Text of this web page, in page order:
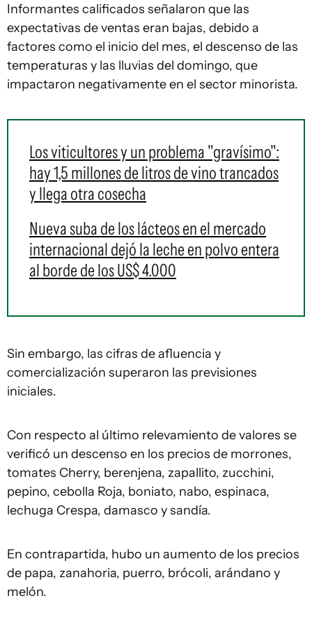
Informantes calificados señalaron que las
expectativas de ventas eran bajas, debido a
factores como el inicio del mes, el descenso de las
temperaturas y las lluvias del domingo, que
impactaron negativamente en el sector minorista.
Los viticultores y un problema "gravísimo":
hay 1,5 millones de litros de vino trancados
y llega otra cosecha
Nueva suba de los lácteos en el mercado
internacional dejó la leche en polvo entera
al borde de los US$ 4.000
Sin embargo, las cifras de afluencia y
comercialización superaron las previsiones
iniciales.
Con respecto al último relevamiento de valores se
verificó un descenso en los precios de morrones,
tomates Cherry, berenjena, zapallito, zucchini,
pepino, cebolla Roja, boniato, nabo, espinaca,
lechuga Crespa, damasco y sandía.
En contrapartida, hubo un aumento de los precios
de papa, zanahoria, puerro, brócoli, arándano y
melón.